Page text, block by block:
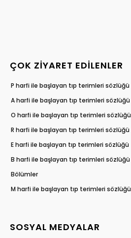
ÇOK ZIYARET EDILENLER
P harfi ile başlayan tıp terimleri sözlüğü
A harfi ile başlayan tıp terimleri sözlüğü
O harfi ile başlayan tıp terimleri sözlüğü
R harfi ile başlayan tıp terimleri sözlüğü
E harfi ile başlayan tıp terimleri sözlüğü
B harfi ile başlayan tıp terimleri sözlüğü
Bölümler
M harfi ile başlayan tıp terimleri sözlüğü
SOSYAL MEDYALAR